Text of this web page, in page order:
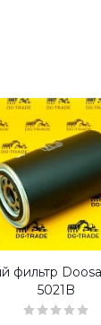
фильтр
5021B